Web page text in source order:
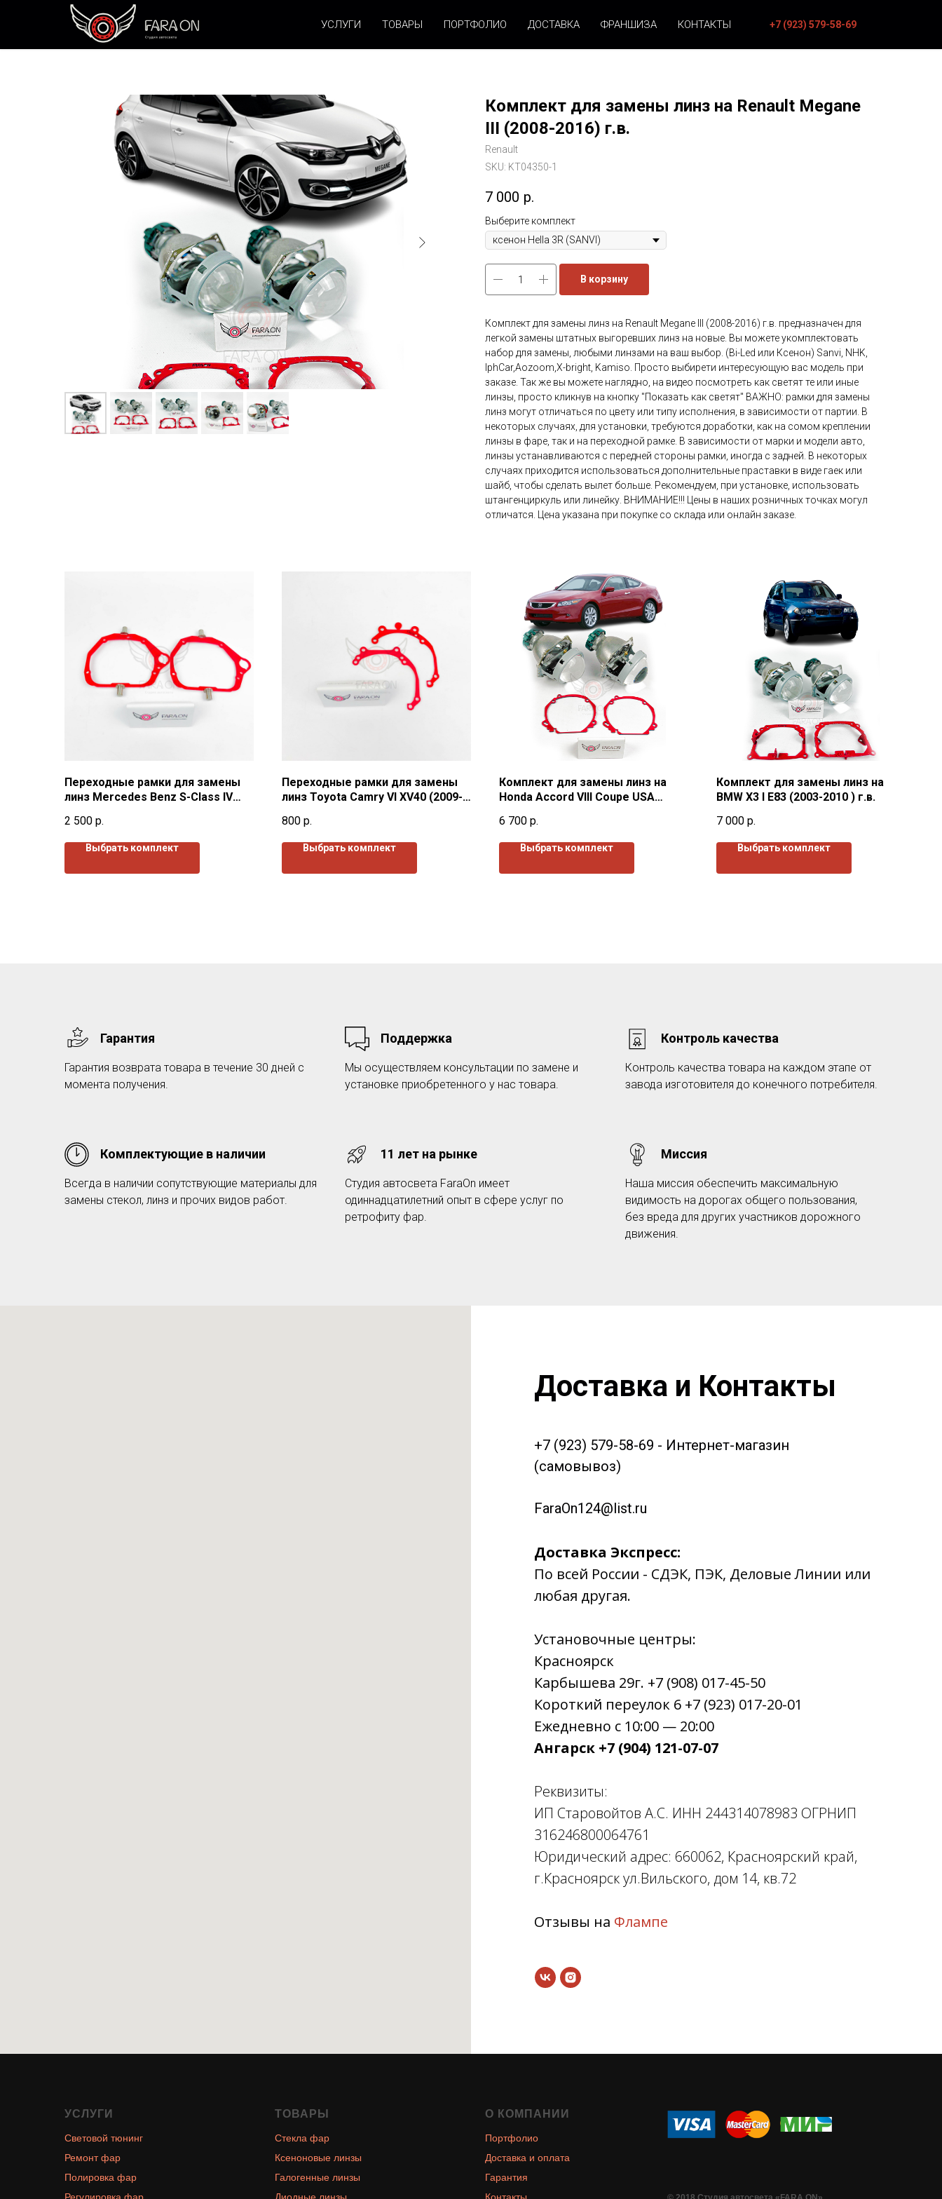
УСЛУГИ ТОВАРЫ ПОРТФОЛИО ДОСТАВКА ФРАНШИЗА КОНТАКТЫ +7 (923) 579-58-69
Комплект для замены линз на Renault Megane
III (2008-2016) г.в.
Renault
SKU: KT04350-1
7 000 р.
Выберите комплект
В корзину
Комплект для замены линз на Renault Megane III (2008-2016) г.в. предназначен для
легкой замены штатных выгоревших линз на новые. Вы можете укомплектовать
набор для замены, любыми линзами на ваш выбор. (Bi-Led или Ксенон) Sanvi, NHK,
IphCar,Aozoom,X-bright, Kamiso. Просто выбирети интересующую вас модель при
заказе. Так же вы можете наглядно, на видео посмотреть как светят те или иные
линзы, просто кликнув на кнопку "Показать как светят" ВАЖНО: рамки для замены
линз могут отличаться по цвету или типу исполнения, в зависимости от партии. В
некоторых случаях, для установки, требуются доработки, как на сомом креплении
линзы в фаре, так и на переходной рамке. В зависимости от марки и модели авто,
линзы устанавливаются с передней стороны рамки, иногда с задней. В некоторых
случаях приходится использоваться дополнительные праставки в виде гаек или
шайб, чтобы сделать вылет больше. Рекомендуем, при установке, использовать
штангенциркуль или линейку. ВНИМАНИЕ!!! Цены в наших розничных точках могул
отличатся. Цена указана при покупке со склада или онлайн заказе.
Переходные рамки для замены
линз Mercedes Benz S-Class IV
2 500 р.
Выбрать комплект
Переходные рамки для замены
линз Toyota Camry VI ХV40 (2009-
800 р.
Выбрать комплект
Комплект для замены линз на
Honda Accord VIII Coupe USA
6 700 р.
Выбрать комплект
Комплект для замены линз на
BMW X3 I E83 (2003-2010 ) г.в.
7 000 р.
Выбрать комплект
Гарантия
Гарантия возврата товара в течение 30 дней с
момента получения.
Поддержка
Мы осуществляем консультации по замене и
установке приобретенного у нас товара.
Контроль качества
Контроль качества товара на каждом этапе от
завода изготовителя до конечного потребителя.
Комплектующие в наличии
Всегда в наличии сопутствующие материалы для
замены стекол, линз и прочих видов работ.
11 лет на рынке
Студия автосвета FaraOn имеет
одиннадцатилетний опыт в сфере услуг по
ретрофиту фар.
Миссия
Наша миссия обеспечить максимальную
видимость на дорогах общего пользования,
без вреда для других участников дорожного
движения.
Доставка и Контакты
+7 (923) 579-58-69 - Интернет-магазин
(самовывоз)
FaraOn124@list.ru
Доставка Экспресс:
По всей России - СДЭК, ПЭК, Деловые Линии или
любая другая.
Установочные центры:
Красноярск
Карбышева 29г. +7 (908) 017-45-50
Короткий переулок 6 +7 (923) 017-20-01
Ежедневно с 10:00 — 20:00
Ангарск +7 (904) 121-07-07
Реквизиты:
ИП Старовойтов А.С. ИНН 244314078983 ОГРНИП
316246800064761
Юридический адрес: 660062, Красноярский край,
г.Красноярск ул.Вильского, дом 14, кв.72
Отзывы на Флампе
УСЛУГИ
Световой тюнинг
Ремонт фар
Полировка фар
ТОВАРЫ
Стекла фар
Ксеноновые линзы
Галогенные линзы
О КОМПАНИИ
Портфолио
Доставка и оплата
Гарантия